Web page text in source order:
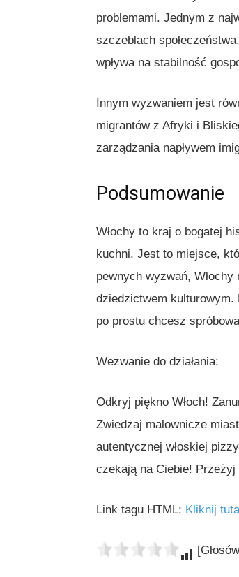
problemami. Jednym z
szczeblach
wpływa na stabilność
Innym wyzwaniem jest
migrantów z Afryki i
zarządzania napływem
Podsumowanie
Włochy to kraj o bogatej
kuchni. Jest to miejsce,
pewnych wyzwań,
dziedzictwem
po prostu chcesz
Wezwanie do działania:
Odkryj piękno Włoch!
Zwiedzaj malownicze
autentycznej włoskiej
czekają na Ciebie!
Link tagu HTML: Kliknij